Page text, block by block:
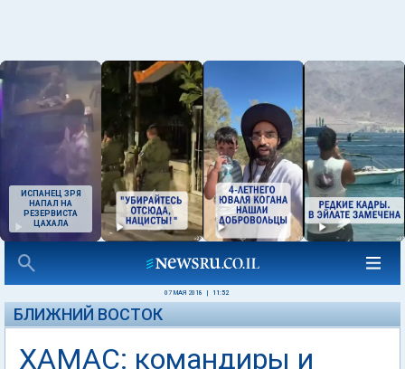
ИСПАНЕЦ ЗРЯ
НАПАЛ НА
РЕЗЕРВИСТА
ЦАХАЛА
07 МАЯ 2018 11:52
БЛИЖНИЙ ВОСТОК
ХАМАС: командиры и